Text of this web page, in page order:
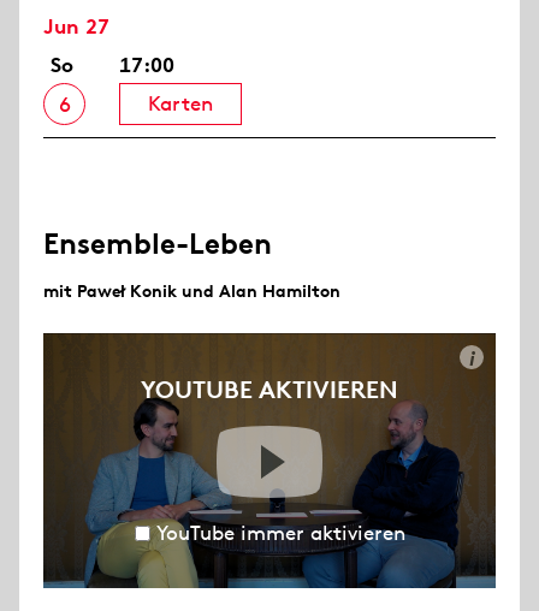
Jun 27
So
6
17:00
Karten
Ensemble-Leben
mit Paweł Konik und Alan Hamilton
YOUTUBE AKTIVIEREN
i
YouTube immer aktivieren